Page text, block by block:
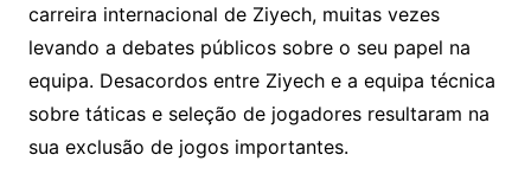
carreira internacional de Ziyech, muitas vezes
levando a debates públicos sobre o seu papel na
equipa. Desacordos entre Ziyech e a equipa técnica
sobre táticas e seleção de jogadores resultaram na
sua exclusão de jogos importantes.